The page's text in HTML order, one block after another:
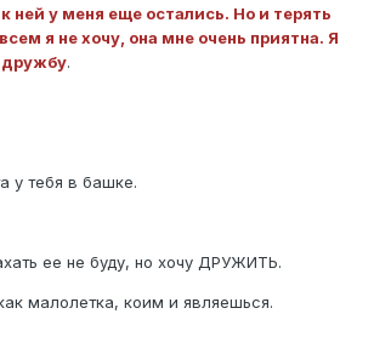
ней у меня еще остались. Но и терять
я не хочу, она мне очень приятна. Я
дружбу.
у тебя в башке.
ее не буду, но хочу ДРУЖИТЬ.
малолетка, коим и являешься.